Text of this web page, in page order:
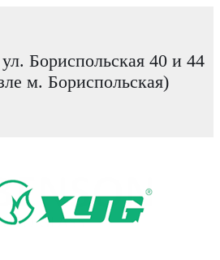
Бориспольская 40 и 44
м. Бориспольская)